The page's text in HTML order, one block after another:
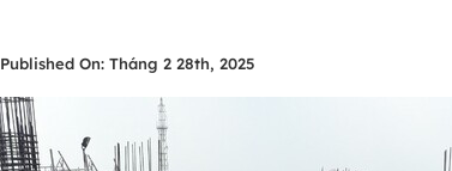
Published On: Tháng 2 28th, 2025